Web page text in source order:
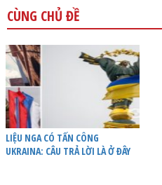
CÙNG CHỦ ĐỀ
LIỆU NGA CÓ TẤN CÔNG
UKRAINA: CÂU TRẢ LỜI LÀ Ở ĐÂY